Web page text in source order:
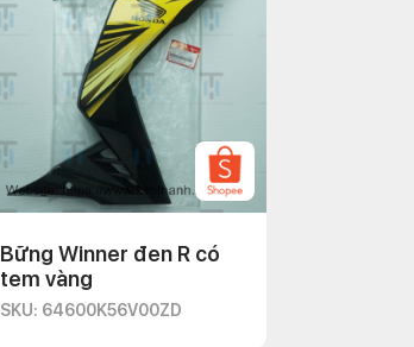
Bững Winner đen R có
tem vàng
SKU: 64600K56V00ZD